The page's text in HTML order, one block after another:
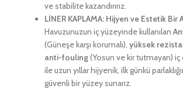
ve stabilite kazandırırız.
LİNER KAPLAMA: Hijyen ve Estetik Bir
Havuzunuzun iç yüzeyinde kullanılan
(Güneşe karşı korumalı), yüksek
anti-fouling(Yosun ve kir tutmayan) iç
ile uzun yıllar hijyenik, ilk günkü
güvenli bir yüzey sunarız.